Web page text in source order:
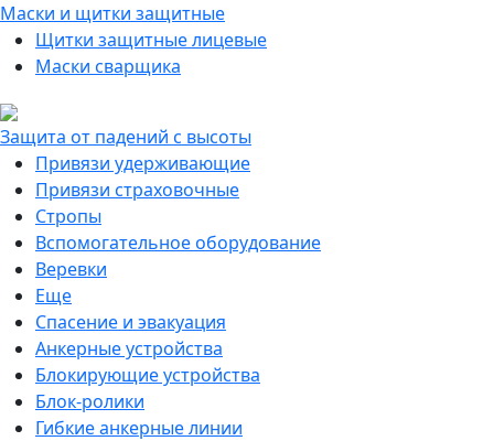
Маски и щитки защитные
Щитки защитные лицевые
Маски сварщика
Защита от падений с высоты
Привязи удерживающие
Привязи страховочные
Стропы
Вспомогательное оборудование
Веревки
Еще
Спасение и эвакуация
Анкерные устройства
Блокирующие устройства
Блок-ролики
Гибкие анкерные линии